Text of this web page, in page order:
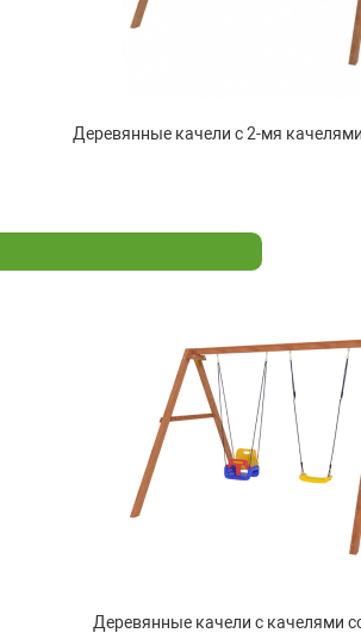
Деревянные качели с 2-мя
Деревянные качели с качелями